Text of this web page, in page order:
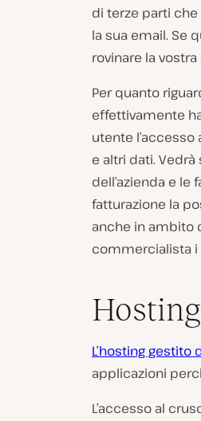
di terze parti
la sua email. Se
rovinare la
Per quanto
effettivamente
utente l’accesso
e altri dati.
dell’azienda e
fatturazione la
anche in ambito
commercialista i
L’hosting gestito
applicazioni
L’accesso al